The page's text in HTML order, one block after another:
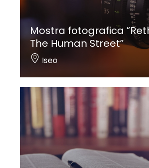
Mostra fotografica
The Human Street”
Iseo